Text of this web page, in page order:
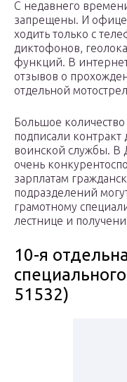
С недавнего
запрещены. И
ходить только с
диктофонов,
функций. В
отзывов о
отдельной
Большое
подписали контракт
воинской службы. В
очень
зарплатам
подразделений
грамотному
лестнице и
10-я
51532)